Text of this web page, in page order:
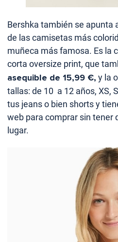
Bershka también se apunta
de las camisetas más
muñeca más famosa. Es la
corta oversize print, que
asequible de 15,99 €, y la
tallas: de 10 a 12 años, XS,
tus jeans o bien shorts y
web para comprar sin tener
lugar.